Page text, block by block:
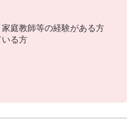
庭教師等の経験がある方
いる方